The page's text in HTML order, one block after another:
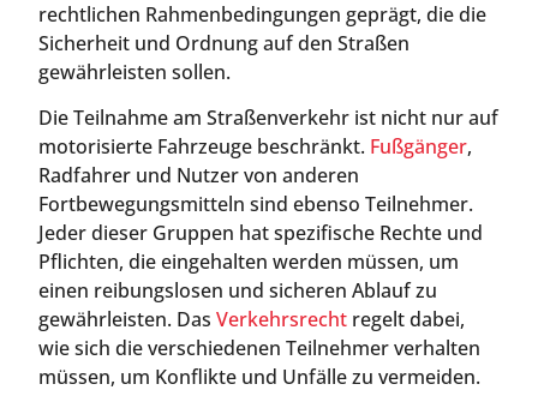
rechtlichen Rahmenbedingungen geprägt, die die
Sicherheit und Ordnung auf den Straßen
gewährleisten sollen.
Die Teilnahme am Straßenverkehr ist nicht nur auf
motorisierte Fahrzeuge beschränkt. Fußgänger,
Radfahrer und Nutzer von anderen
Fortbewegungsmitteln sind ebenso Teilnehmer.
Jeder dieser Gruppen hat spezifische Rechte und
Pflichten, die eingehalten werden müssen, um
einen reibungslosen und sicheren Ablauf zu
gewährleisten. Das Verkehrsrecht regelt dabei,
wie sich die verschiedenen Teilnehmer verhalten
müssen, um Konflikte und Unfälle zu vermeiden.